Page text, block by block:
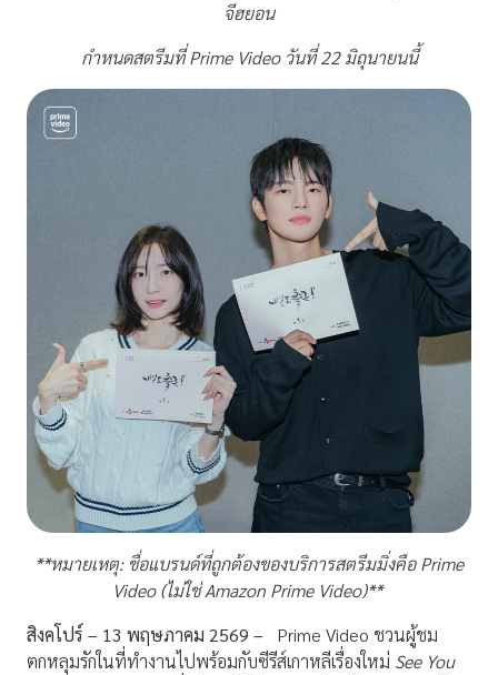
จีฮยอน
กำหนดสตรีมที่Prime Video วันที่ 22 มิถุนายนนี้
**หมายเหตุ: ชื่อแบรนด์ที่ถูกต้องของบริการสตรีมมิ่งคือ Prime
Video (ไม่ใช่ Amazon Prime Video)**
สิงคโปร์ – 13 พฤษภาคม 2569 –
Prime Video ชวนผู้ชม
ตกหลุมรักในที่ทำงานไปพร้อมกับซีรีส์เกาหลีเรื่องใหม่ See You